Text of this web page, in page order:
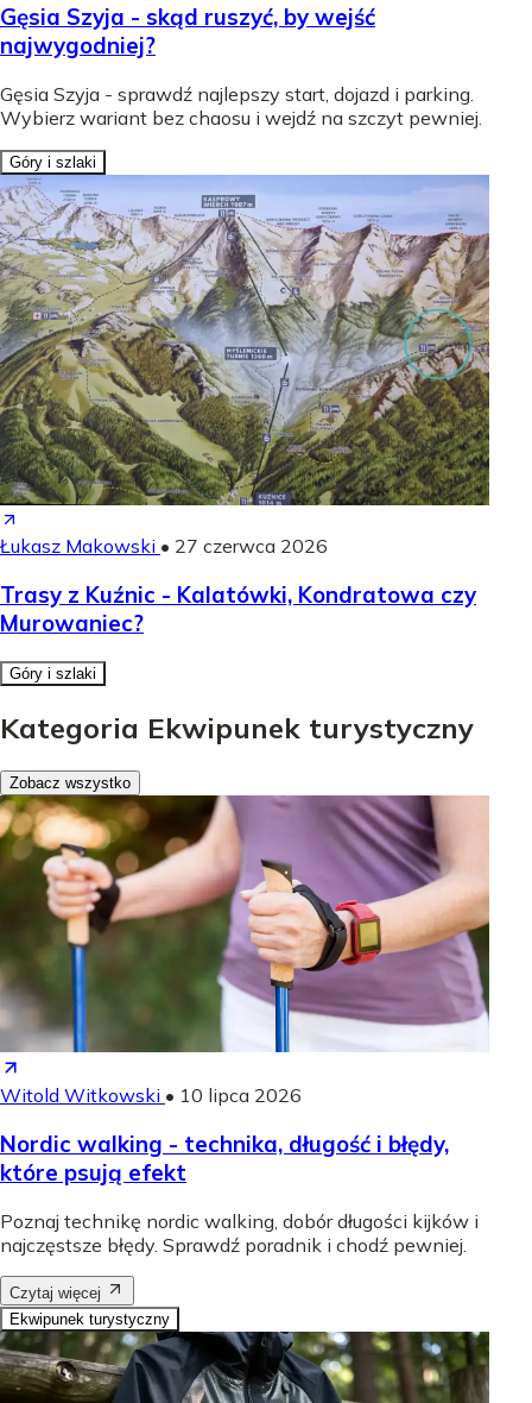
Gęsia Szyja - skąd ruszyć, by wejść
najwygodniej?
Gęsia Szyja - sprawdź najlepszy start, dojazd i parking.
Wybierz wariant bez chaosu i wejdź na szczyt pewniej.
Góry i szlaki
Łukasz Makowski • 27 czerwca 2026
Trasy z Kuźnic - Kalatówki, Kondratowa czy
Murowaniec?
Góry i szlaki
Kategoria Ekwipunek turystyczny
Zobacz wszystko
Witold Witkowski • 10 lipca 2026
Nordic walking - technika, długość i błędy,
które psują efekt
Poznaj technikę nordic walking, dobór długości kijków i
najczęstsze błędy. Sprawdź poradnik i chodź pewniej.
Czytaj więcej
Ekwipunek turystyczny